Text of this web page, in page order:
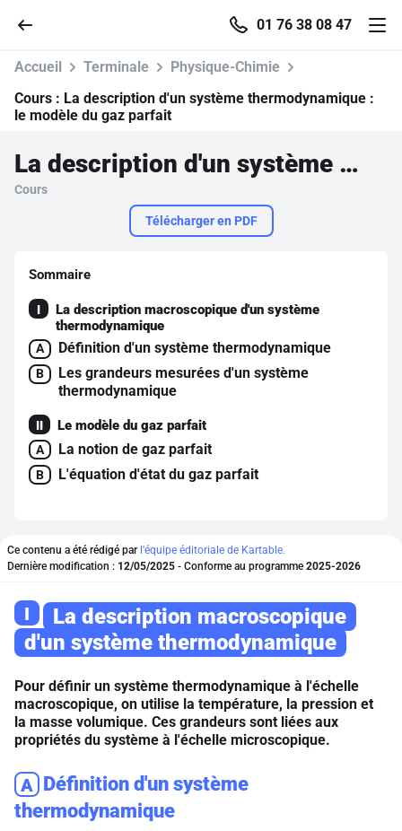
01 76 38 08 47
Parcourir
Se connecter
S'inscrire
Pour profiter de 10
Accueil Terminale
Physique-Chimie
Cours : La description d'un système thermodynamique :
le modèle du gaz parfait
La description d'un système thermodynamique : le modèle du gaz parfait
Cours
Télécharger en PDF
Sommaire
I
La description macroscopique d'un système
thermodynamique
A Définition d'un système thermodynamique
B
Les grandeurs mesurées d'un système
thermodynamique
II Le modèle du gaz parfait
A La notion de gaz parfait
B L'équation d'état du gaz parfait
Ce contenu a été rédigé par l'équipe éditoriale de Kartable.
Dernière modification : 12/05/2025 - Conforme au programme 2025-2026
I
La description macroscopique
d'un système thermodynamique
Pour définir un système thermodynamique à l'échelle
macroscopique, on utilise la température, la pression et
la masse volumique. Ces grandeurs sont liées aux
propriétés du système à l'échelle microscopique.
A Définition d'un système
thermodynamique